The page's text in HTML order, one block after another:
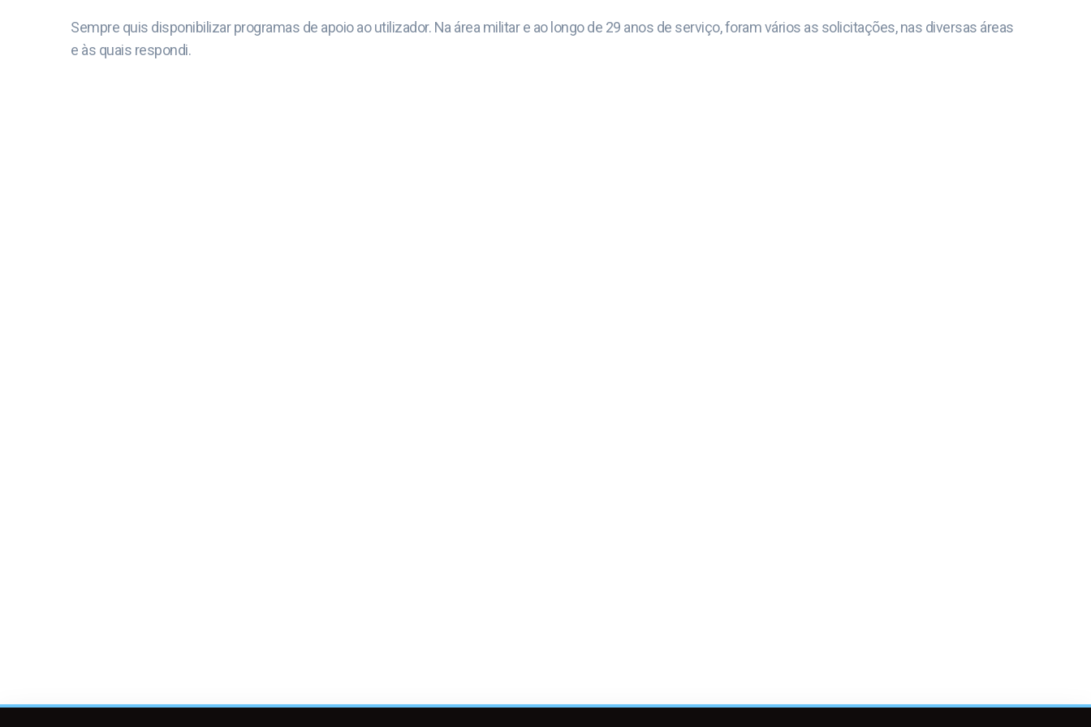
Sempre quis disponibilizar programas de apoio ao utilizador. Na área militar e ao longo de 29 anos de serviço, foram vários as solicitações, nas diversas áreas
e às quais respondi.